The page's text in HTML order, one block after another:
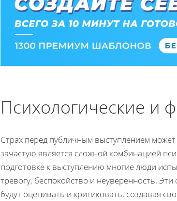
Психологические и
Страх перед публичным выступлением
зачастую является сложной комбинацией
подготовке к выступлению многие люди
тревогу, беспокойство и неуверенность.
будут оценивать и критиковать, создавая